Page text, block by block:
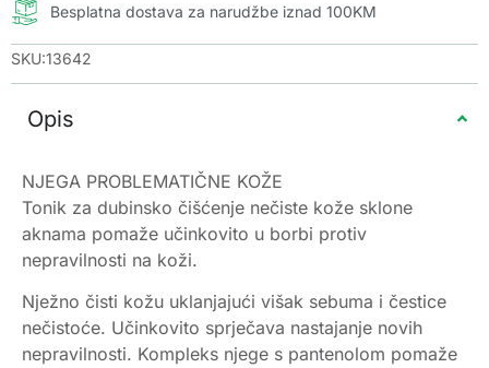
Besplatna dostava za narudžbe iznad 100KM
SKU:13642
Opis
NJEGA PROBLEMATIČNE KOŽE
Tonik za dubinsko čišćenje nečiste kože sklone
aknama pomaže učinkovito u borbi protiv
nepravilnosti na koži.
Nježno čisti kožu uklanjajući višak sebuma i čestice
nečistoće. Učinkovito sprječava nastajanje novih
nepravilnosti. Kompleks njege s pantenolom pomaže